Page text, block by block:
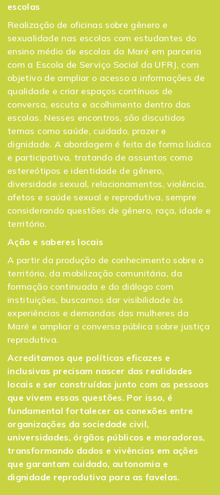
escolas
Realização de oficinas sobre gênero e
sexualidade nas escolas com estudantes do
ensino médio de escolas da Maré em parceria
com a Escola de Serviço Social da UFRJ, com
objetivo de ampliar o acesso a informações de
qualidade e criar espaços contínuos de
conversa, escuta e acolhimento dentro das
escolas. Nesses encontros, são discutidos
temas como saúde, cuidado, prazer e
dignidade. A abordagem é feita de forma lúdica
e participativa, tratando de assuntos como
estereótipos e identidade de gênero,
diversidade sexual, relacionamentos, violência,
afetos e saúde sexual e reprodutiva, sempre
considerando questões de gênero, raça, idade e
território.
Ação e saberes locais
A partir da produção de conhecimento sobre o
território, da mobilização comunitária, da
formação continuada e do diálogo com
instituições, buscamos dar visibilidade às
experiências e demandas das mulheres da
Maré e ampliar a conversa pública sobre justiça
reprodutiva.
Acreditamos que políticas eficazes e
inclusivas precisam nascer das realidades
locais e ser construídas junto com as pessoas
que vivem essas questões. Por isso, é
fundamental fortalecer as conexões entre
organizações da sociedade civil,
universidades, órgãos públicos e moradoras,
transformando dados e vivências em ações
que garantam cuidado, autonomia e
dignidade reprodutiva para as favelas.